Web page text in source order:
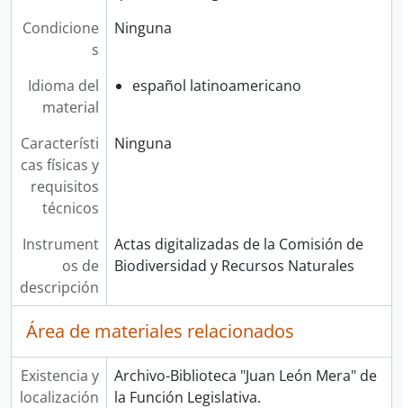
Condicione
s
Ninguna
Idioma del
material
español latinoamericano
Característi
cas físicas y
requisitos
técnicos
Ninguna
Instrument
os de
descripción
Actas digitalizadas de la Comisión de
Biodiversidad y Recursos Naturales
Área de materiales relacionados
Existencia y
localización
Archivo-Biblioteca "Juan León Mera" de
la Función Legislativa.